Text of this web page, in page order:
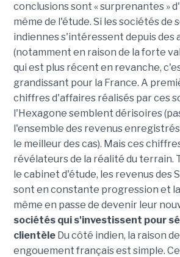
conclusions sont « surprenantes »
même de l'étude. Si les sociétés de
indiennes s'intéressent depuis des
(notamment en raison de la forte
qui est plus récent en revanche,
grandissant pour la France. A
chiffres d'affaires réalisés par ces
l'Hexagone semblent dérisoires
l'ensemble des revenus
le meilleur des cas). Mais ces
révélateurs de la réalité du terrain.
le cabinet d'étude, les revenus des
sont en constante progression et
même en passe de devenir leur
sociétés qui s'investissent pour
clientèle Du côté indien, la raison
engouement français est simple.